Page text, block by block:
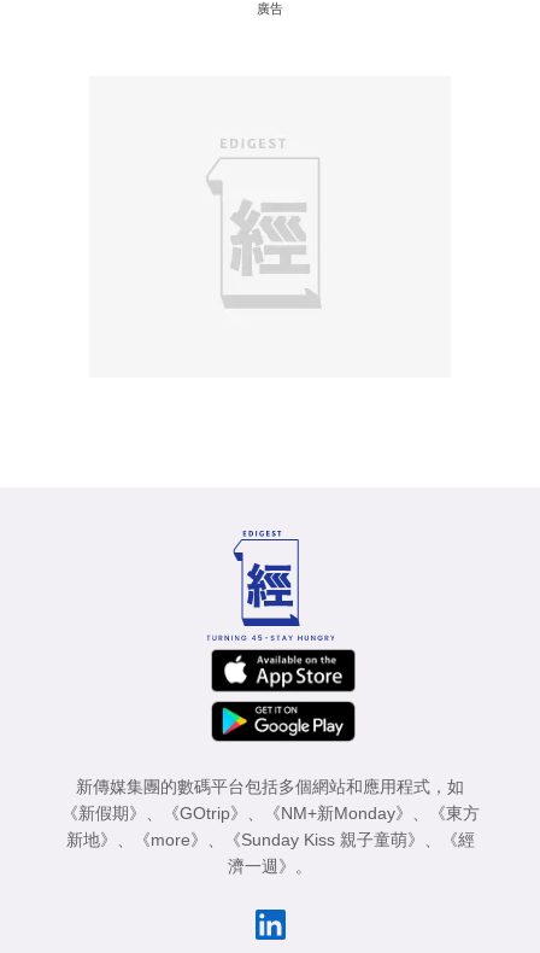
廣告
新傳媒集團的數碼平台包括多個網站和應用程式，如
《新假期》 、 《GOtrip》 、 《NM+新Monday》 、
《東方
新地》 、 《more》 、 《Sunday Kiss 親子童萌》 、
《經
濟一週》 。